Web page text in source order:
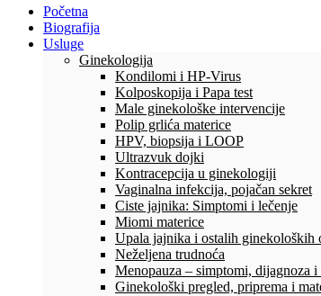
Početna
Biografija
Usluge
Ginekologija
Kondilomi i HP-Virus
Kolposkopija i Papa test
Male ginekološke intervencije
Polip grlića materice
HPV, biopsija i LOOP
Ultrazvuk dojki
Kontracepcija u ginekologiji
Vaginalna infekcija, pojačan sekret
Ciste jajnika: Simptomi i lečenje
Miomi materice
Upala jajnika i ostalih ginekoloških
Neželjena trudnoća
Menopauza – simptomi, dijagnoza i
Ginekološki pregled, priprema i